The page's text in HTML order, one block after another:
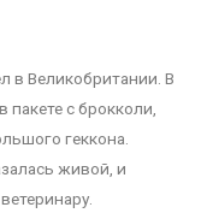
в Великобритании. В
с брокколи,
геккона.
живой, и